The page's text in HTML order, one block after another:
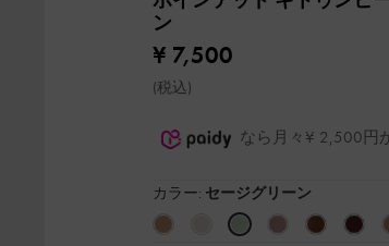
ン
¥ 7,500
(税込)
なら月々¥ 2,500円
カラー: セージグリーン